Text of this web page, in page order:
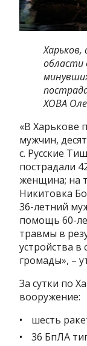
области
ХОВА
«В Харькове
мужчин,
с. Русские
пострадали
женщина; на
Никитовка
36-летний
помощь 60-
травмы в
устройства
громады», –
За сутки по
вооружение:
шесть
36 БпЛА